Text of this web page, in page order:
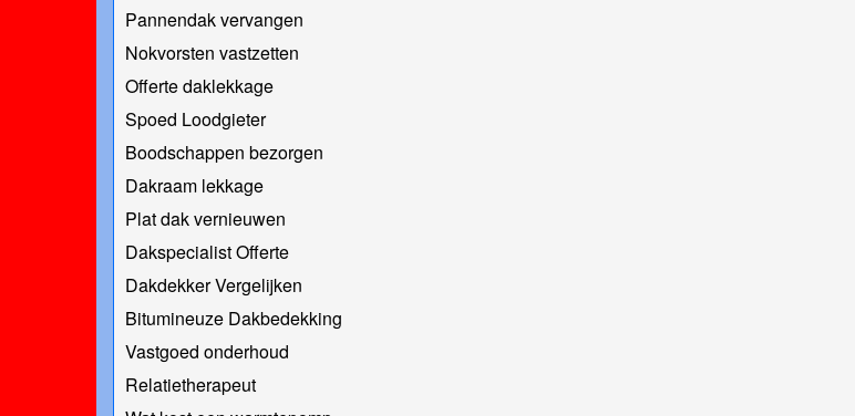
Pannendak vervangen
Nokvorsten vastzetten
Offerte daklekkage
Spoed Loodgieter
Boodschappen bezorgen
Dakraam lekkage
Plat dak vernieuwen
Dakspecialist Offerte
Dakdekker Vergelijken
Bitumineuze Dakbedekking
Vastgoed onderhoud
Relatietherapeut